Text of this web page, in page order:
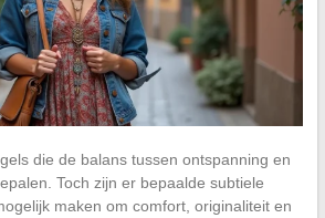
die de balans tussen ontspanning en
Toch zijn er bepaalde subtiele
maken om comfort, originaliteit en